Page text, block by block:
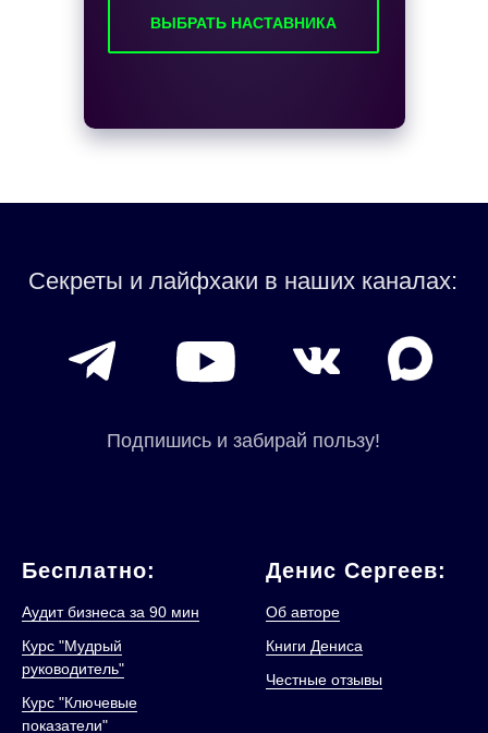
ВЫБРАТЬ НАСТАВНИКА
Бесплатно:
Аудит бизнеса за 90 мин
Курс "Мудрый
руководитель"
Курс "Ключевые
показатели"
Денис Сергеев:
Об авторе
Книги Дениса
Честные отзывы